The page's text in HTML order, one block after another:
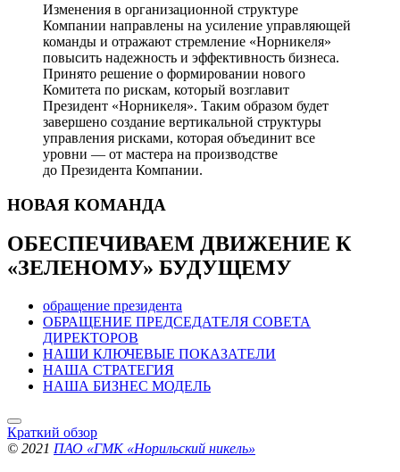
Изменения в организационной структуре
Компании направлены на усиление управляющей
команды и отражают стремление «Норникеля»
повысить надежность и эффективность бизнеса.
Принято решение о формировании нового
Комитета по рискам, который возглавит
Президент «Норникеля». Таким образом будет
завершено создание вертикальной структуры
управления рисками, которая объединит все
уровни — от мастера на производстве
до Президента Компании.
НОВАЯ КОМАНДА
ОБЕСПЕЧИВАЕМ ДВИЖЕНИЕ К
«ЗЕЛЕНОМУ» БУДУЩЕМУ
обращение президента
ОБРАЩЕНИЕ ПРЕДСЕДАТЕЛЯ СОВЕТА
ДИРЕКТОРОВ
НАШИ КЛЮЧЕВЫЕ ПОКАЗАТЕЛИ
НАША СТРАТЕГИЯ
НАША БИЗНЕС МОДЕЛЬ
Краткий обзор
© 2021 ПАО «ГМК «Норильский никель»